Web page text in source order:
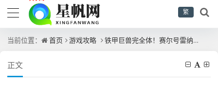
繁
当前位置： 首页 游戏攻略 铁甲巨兽完全体！赛尔号雷纳多全方位获取攻略-赛尔号雷纳多怎么获得
正文